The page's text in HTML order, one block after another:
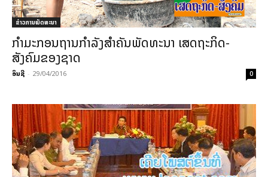
ຂ່າວການພັດທະນາ
ກຳມະກອນ​ຖານ​ກຳລັງ​ສຳຄັນ​ພັດທະນາ ເສດຖະກິດ-
ສັງຄົມ​ຂອງ​ຊາດ
ອິນຊີ - 29/04/2016 0